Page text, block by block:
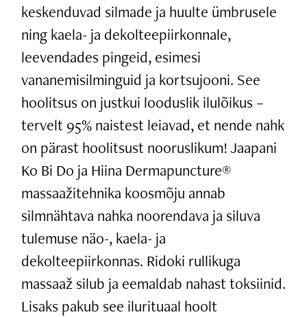
keskenduvad silmade ja huulte ümbrusele
ning kaela- ja dekolteepiirkonnale,
leevendades pingeid, esimesi
vananemisilminguid ja kortsujooni. See
hoolitsus on justkui looduslik ilulõikus –
tervelt 95% naistest leiavad, et nende nahk
on pärast hoolitsust nooruslikum! Jaapani
Ko Bi Do ja Hiina Dermapuncture®
massaažitehnika koosmõju annab
silmnähtava nahka noorendava ja siluva
tulemuse näo-, kaela- ja
dekolteepiirkonnas. Ridoki rullikuga
massaaž silub ja eemaldab nahast toksiinid.
Lisaks pakub see ilurituaal hoolt